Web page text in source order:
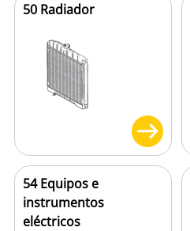
50 Radiador
54 Equipos e
instrumentos
eléctricos